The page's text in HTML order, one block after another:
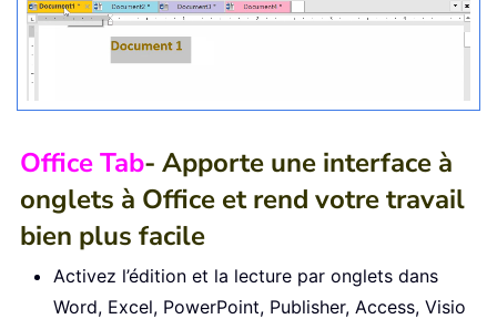
Office Tab- Apporte une interface à
onglets à Office et rend votre travail
bien plus facile
Activez l’édition et la lecture par onglets dans
Word, Excel, PowerPoint, Publisher, Access, Visio